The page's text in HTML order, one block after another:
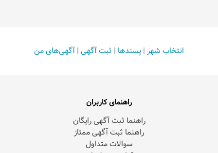
انتخاب شهر | پسندها | ثبت آگهی | آگهی‌های من
راهنمای کاربران
راهنما ثبت آگهی رایگان
راهنما ثبت آگهی ممتاز
سوالات متداول